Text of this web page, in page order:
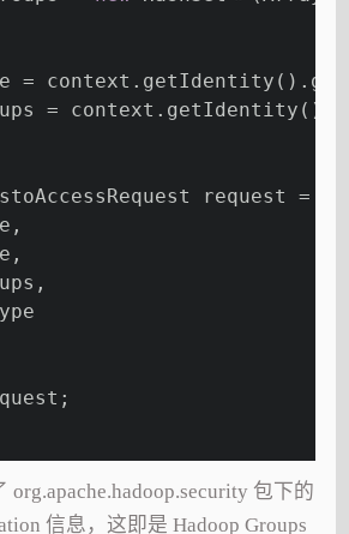
=
=
request =
org.apache.hadoop.security 包下的
信息，这即是 Hadoop Groups